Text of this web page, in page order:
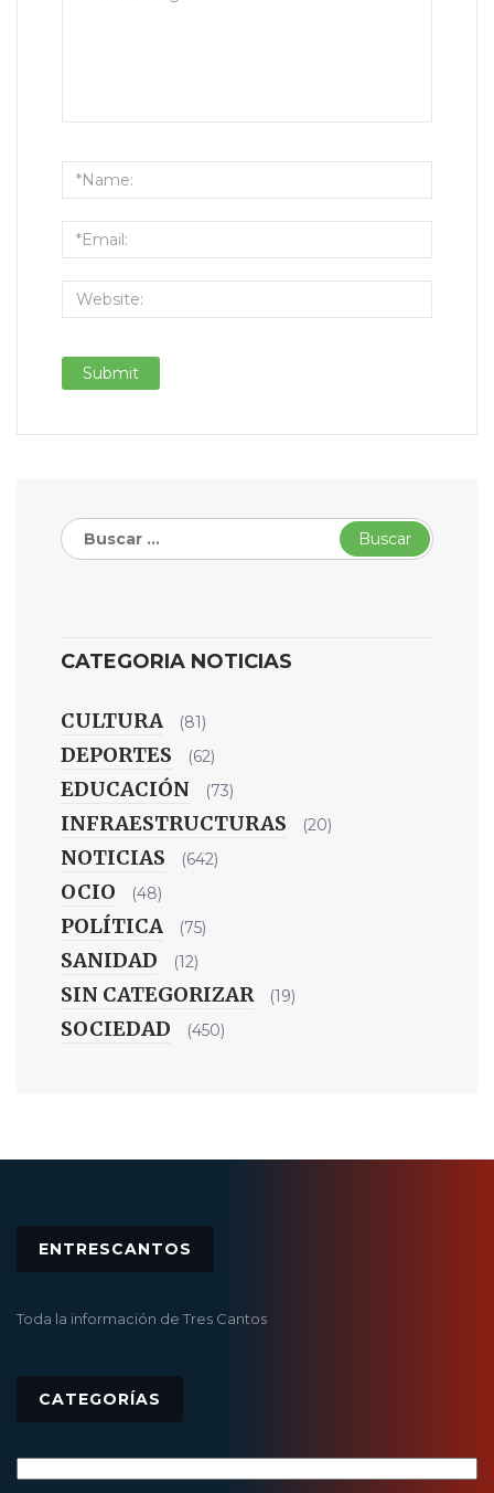
Buscar:
CATEGORIA NOTICIAS
CULTURA (81)
DEPORTES (62)
EDUCACIÓN (73)
INFRAESTRUCTURAS (20)
NOTICIAS (642)
OCIO (48)
POLÍTICA (75)
SANIDAD (12)
SIN CATEGORIZAR (19)
SOCIEDAD (450)
ENTRESCANTOS
Toda la información de Tres Cantos
CATEGORÍAS